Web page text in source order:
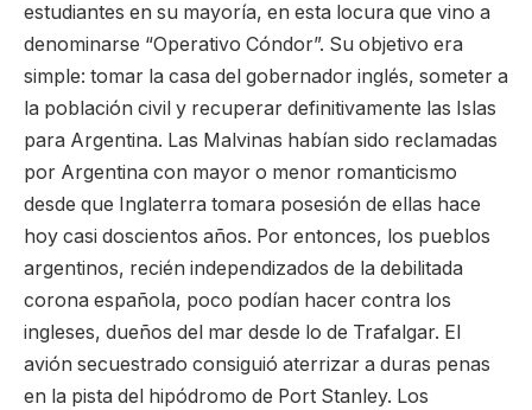
estudiantes en su mayoría, en esta locura que vino a
denominarse “Operativo Cóndor”. Su objetivo era
simple: tomar la casa del gobernador inglés, someter a
la población civil y recuperar definitivamente las Islas
para Argentina. Las Malvinas habían sido reclamadas
por Argentina con mayor o menor romanticismo
desde que Inglaterra tomara posesión de ellas hace
hoy casi doscientos años. Por entonces, los pueblos
argentinos, recién independizados de la debilitada
corona española, poco podían hacer contra los
ingleses, dueños del mar desde lo de Trafalgar. El
avión secuestrado consiguió aterrizar a duras penas
en la pista del hipódromo de Port Stanley. Los